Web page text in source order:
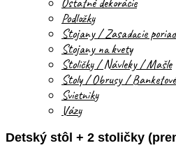
Podložky
Stojany / Zasadacie
Stojany na kvety
Stoličky / Návleky / Mašle
Stoly / Obrusy /
Svietniky
Vázy
Detský stôl + 2 stoličky